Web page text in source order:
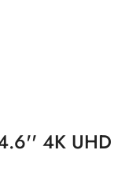
4K UHD